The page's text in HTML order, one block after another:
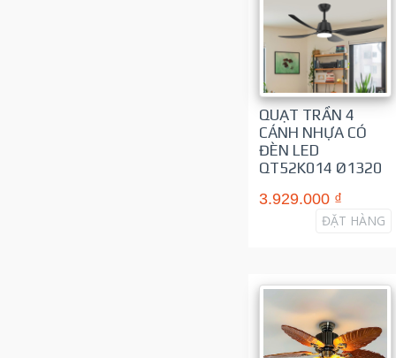
QUẠT TRẦN 4
CÁNH NHỰA CÓ
ĐÈN LED
QT52K014 Ø1320
3.929.000 ₫
ĐẶT HÀNG